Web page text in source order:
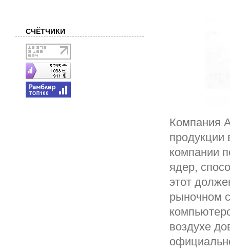
Компания
компании
ядер,
этот
рыночном
воздухе
СЧЁТЧИКИ